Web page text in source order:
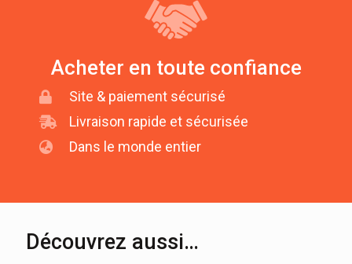
Acheter en toute confiance
Site & paiement sécurisé
Livraison rapide et sécurisée
Dans le monde entier
Découvrez aussi…